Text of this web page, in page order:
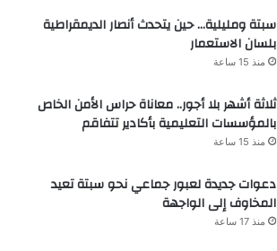
سبتة ومليلية… حين يتحدث أنصار الديمقراطية
بلسان الاستعمار
منذ 15 ساعة
ثلاثة أشهر بلا أجور.. معاناة حراس الأمن الخاص
بالمؤسسات التعليمية بأكادير تتفاقم
منذ 15 ساعة
دعوات جديدة لعبور جماعي نحو سبتة تعيد
المخاوف إلى الواجهة
منذ 17 ساعة